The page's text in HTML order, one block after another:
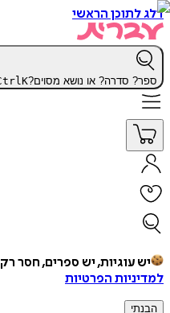
הראשי
סדרה? או נושא מסוים? CtrlK
עוגיות, יש ספרים, חסר רק קפה.
הפרטיות